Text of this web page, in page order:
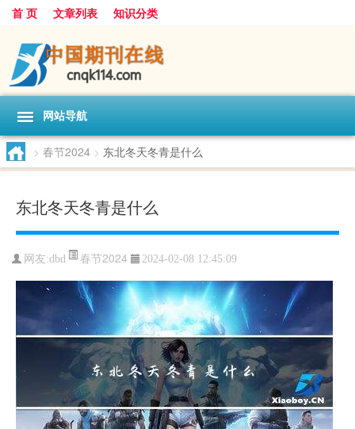
首 页 文章列表 知识分类
网站导航
> 春节2024 > 东北冬天冬青是什么
东北冬天冬青是什么
网友:dbd 春节2024 2024-02-08 12:45:09